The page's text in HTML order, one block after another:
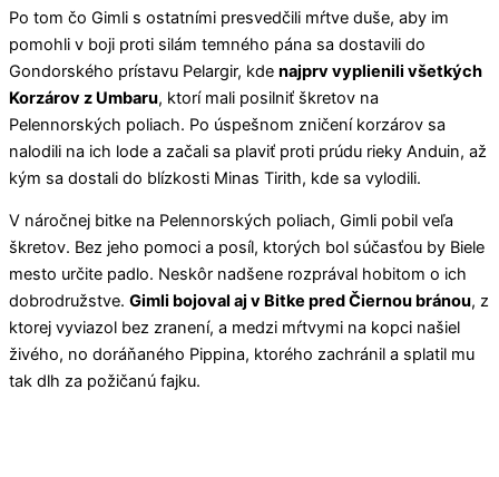
Po tom čo Gimli s ostatními presvedčili mŕtve duše, aby im
pomohli v boji proti silám temného pána sa dostavili do
Gondorského prístavu Pelargir, kde najprv vyplienili všetkých
Korzárov z Umbaru, ktorí mali posilniť škretov na
Pelennorských poliach. Po úspešnom zničení korzárov sa
nalodili na ich lode a začali sa plaviť proti prúdu rieky Anduin, až
kým sa dostali do blízkosti Minas Tirith, kde sa vylodili.
V náročnej bitke na Pelennorských poliach, Gimli pobil veľa
škretov. Bez jeho pomoci a posíl, ktorých bol súčasťou by Biele
mesto určite padlo. Neskôr nadšene rozprával hobitom o ich
dobrodružstve. Gimli bojoval aj v Bitke pred Čiernou bránou, z
ktorej vyviazol bez zranení, a medzi mŕtvymi na kopci našiel
živého, no doráňaného Pippina, ktorého zachránil a splatil mu
tak dlh za požičanú fajku.